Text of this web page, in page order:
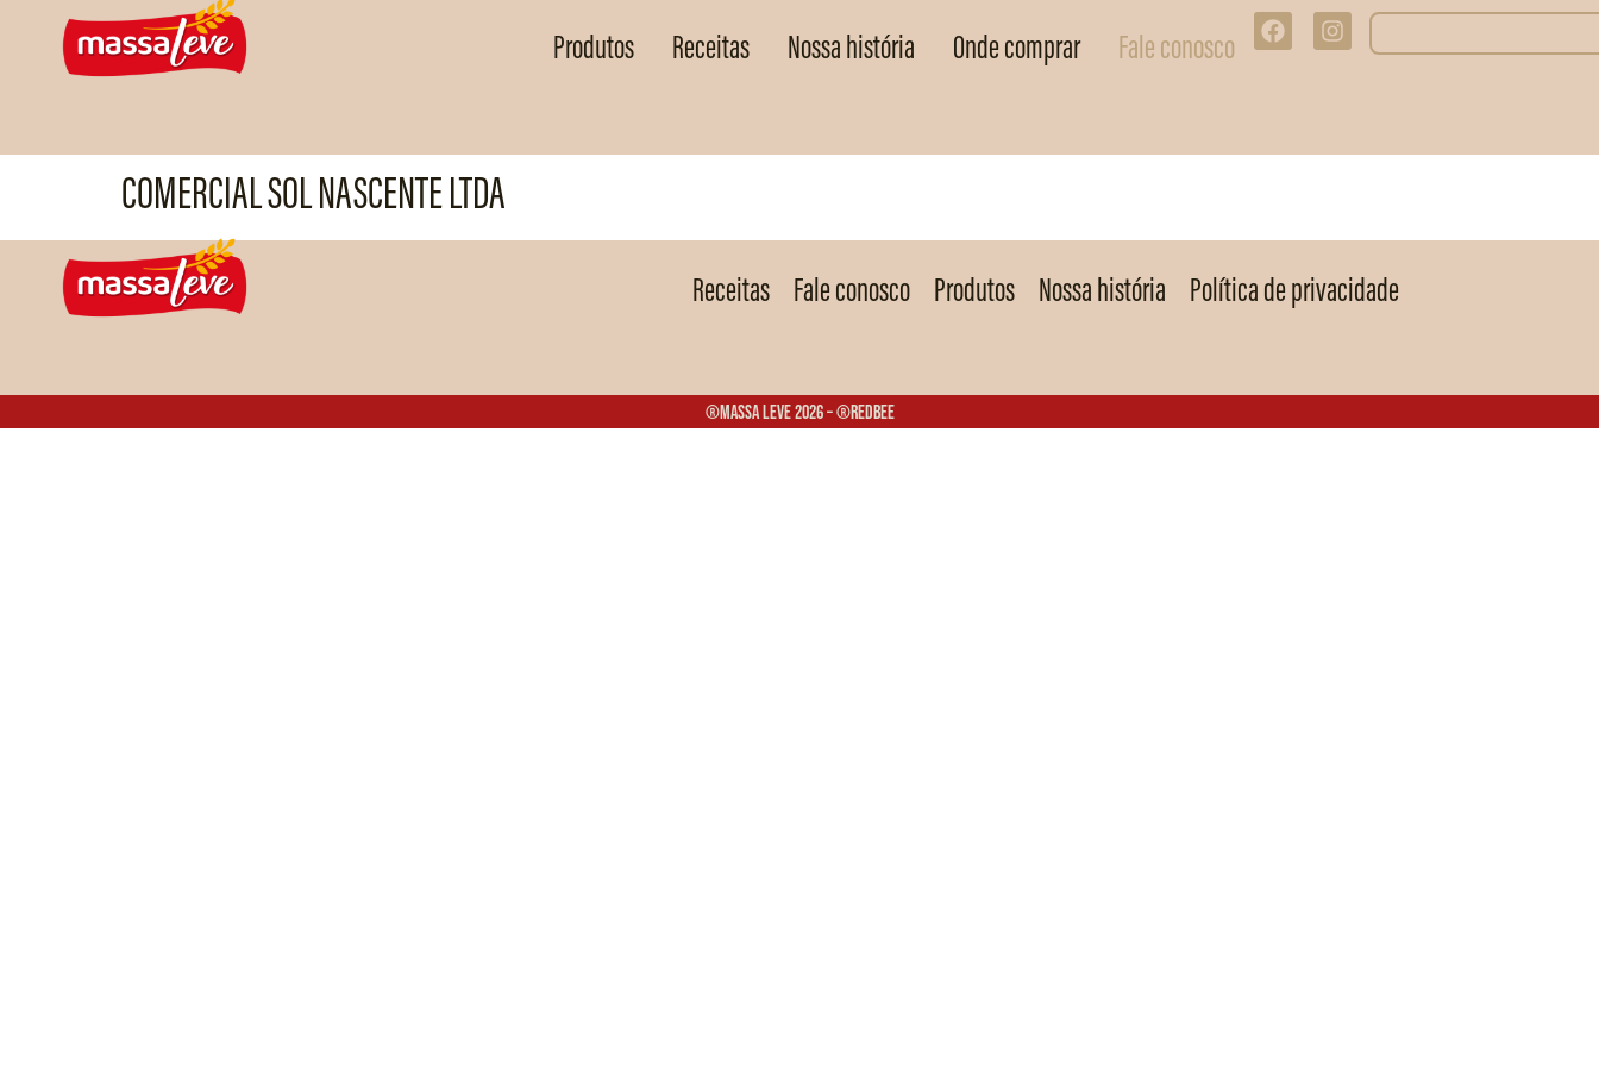
Produtos Receitas Nossa história Onde comprar Fale conosco
COMERCIAL SOL NASCENTE LTDA
Receitas Fale conosco Produtos Nossa história Política de privacidade
®Massa Leve 2026 – ®Redbee